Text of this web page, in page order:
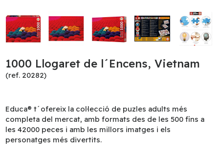
1000 Llogaret de l´Encens, Vietnam
(ref. 20282)
Educa® t´ofereix la col·lecció de puzles adults més
completa del mercat, amb formats des de les 500 fins a
les 42000 peces i amb les millors imatges i els
personatges més divertits.